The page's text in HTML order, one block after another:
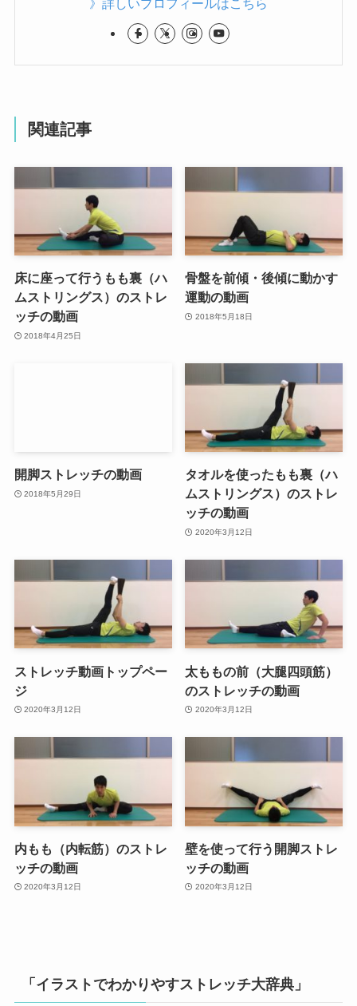
関連記事
床に座って行うもも裏（ハ
ムストリングス）のストレ
ッチの動画
2018年4月25日
骨盤を前傾・後傾に動かす
運動の動画
2018年5月18日
開脚ストレッチの動画
2018年5月29日
タオルを使ったもも裏（ハ
ムストリングス）のストレ
ッチの動画
2020年3月12日
ストレッチ動画トップペー
ジ
2020年3月12日
太ももの前（大腿四頭筋）
のストレッチの動画
2020年3月12日
内もも（内転筋）のストレ
ッチの動画
2020年3月12日
壁を使って行う開脚ストレ
ッチの動画
2020年3月12日
「イラストでわかりやすストレッチ大辞典」